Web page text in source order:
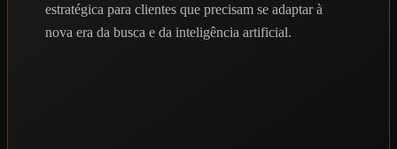
estratégica para clientes que precisam se adaptar à
nova era da busca e da inteligência artificial.